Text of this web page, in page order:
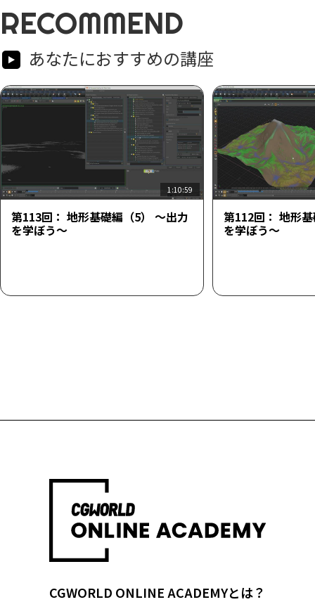
RECOMMEND
あなたにおすすめの講座
1:10:59
第113回： 地形基礎編（5） ～出力
を学ぼう～
第112回： 地形
を学ぼう～
CGWORLD ONLINE ACADEMYとは？